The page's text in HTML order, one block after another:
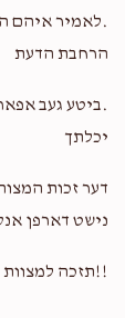
.לאמיר איהם
הרחבת הדעת
.ביטע געב
יכלתך
דער זכות
נישט דארפן
!!תזכה למצוות